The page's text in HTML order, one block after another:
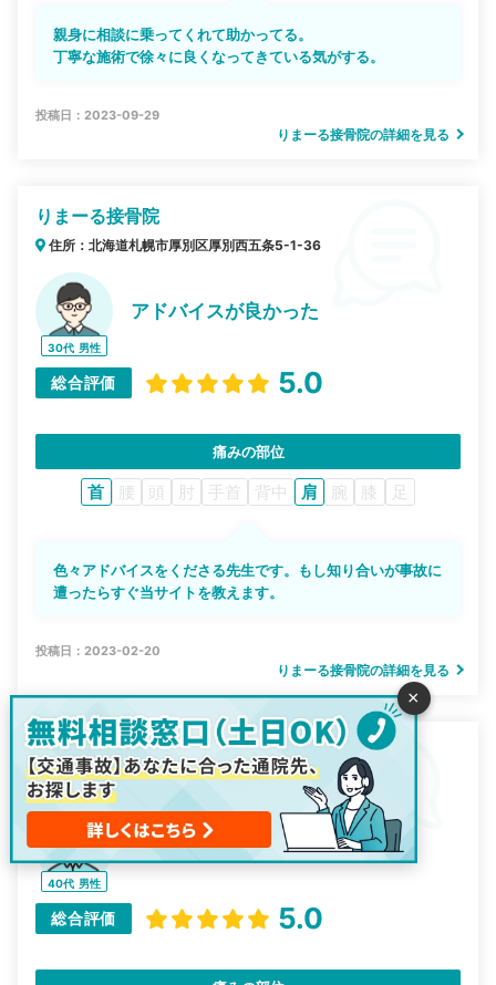
親身に相談に乗ってくれて助かってる。
丁寧な施術で徐々に良くなってきている気がする。
投稿日：2023-09-29
りまーる接骨院の詳細を見る
りまーる接骨院
住所：北海道札幌市厚別区厚別西五条5-1-36
30代 男性
アドバイスが良かった
総合評価 5.0
痛みの部位
首 腰 頭 肘 手首 背中 肩 腕 膝 足
色々アドバイスをくださる先生です。もし知り合いが事故に
遭ったらすぐ当サイトを教えます。
投稿日：2023-02-20
りまーる接骨院の詳細を見る
りまーる接骨院
住所：北海道札幌市厚別区厚別西五条5-1-36
40代 男性
とても親切で上手です
総合評価 5.0
×